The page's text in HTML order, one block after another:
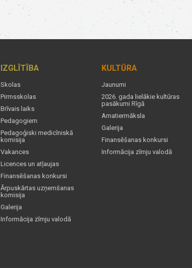
IZGLĪTĪBA
Skolas
Pirmsskolas
Brīvais laiks
Pedagogiem
Pedagoģiski medicīniskā
komisija
Vakances
Licences un atļaujas
Finansēšanas konkursi
Ārpuskārtas uzņemšanas
komisija
Galerija
Informācija zīmju valodā
KULTŪRA
Jaunumi
2026. gada lielākie kultūras
pasākumi Rīgā
Amatiermāksla
Galerija
Finansēšanas konkursi
Informācija zīmju valodā